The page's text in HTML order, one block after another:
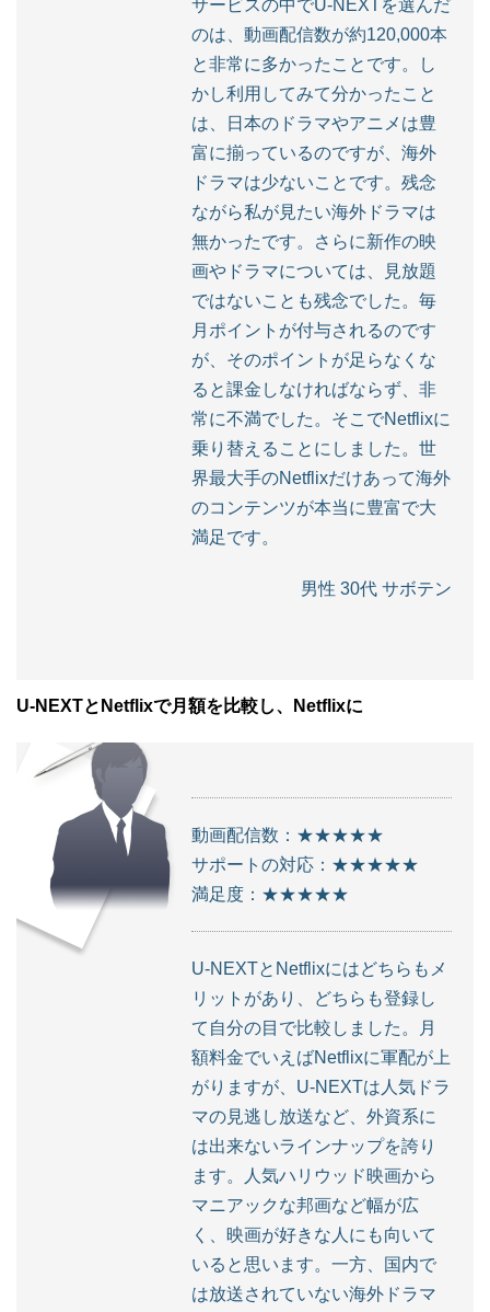
サービスの中でU-NEXTを選んだ
のは、動画配信数が約120,000本
と非常に多かったことです。し
かし利用してみて分かったこと
は、日本のドラマやアニメは豊
富に揃っているのですが、海外
ドラマは少ないことです。残念
ながら私が見たい海外ドラマは
無かったです。さらに新作の映
画やドラマについては、見放題
ではないことも残念でした。毎
月ポイントが付与されるのです
が、そのポイントが足らなくな
ると課金しなければならず、非
常に不満でした。そこでNetflixに
乗り替えることにしました。世
界最大手のNetflixだけあって海外
のコンテンツが本当に豊富で大
満足です。
男性 30代 サボテン
U-NEXTとNetflixで月額を比較し、Netflixに
動画配信数：★★★★★
サポートの対応：★★★★★
満足度：★★★★★
U-NEXTとNetflixにはどちらもメ
リットがあり、どちらも登録し
て自分の目で比較しました。月
額料金でいえばNetflixに軍配が上
がりますが、U-NEXTは人気ドラ
マの見逃し放送など、外資系に
は出来ないラインナップを誇り
ます。人気ハリウッド映画から
マニアックな邦画など幅が広
く、映画が好きな人にも向いて
いると思います。一方、国内で
は放送されていない海外ドラマ